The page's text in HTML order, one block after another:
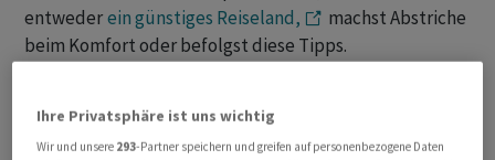
entwederein günstiges Reiseland,
machst Abstriche
beim Komfort oder befolgst diese Tipps.
Bahnreisen ins Ausland sind bei ausländischen
Ihre Privatsphäre ist uns wichtig
Wir und unsere 293-Partner speichern und greifen auf personenbezogene Daten